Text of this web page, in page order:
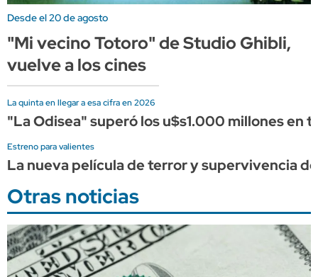
Desde el 20 de agosto
"Mi vecino Totoro" de Studio Ghibli,
vuelve a los cines
La quinta en llegar a esa cifra en 2026
"La Odisea" superó los u$s1.000 millones en
Estreno para valientes
La nueva película de terror y supervivencia
Otras noticias